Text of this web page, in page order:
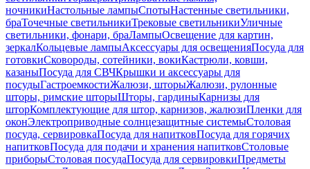
ночникиНастольные лампыСпотыНастенные светильники,
браТочечные светильникиТрековые светильникиУличные
светильники, фонари, браЛампыОсвещение для картин,
зеркалКольцевые лампыАксессуары для освещенияПосуда для
готовкиСковороды, сотейники, вокиКастрюли, ковши,
казаныПосуда для СВЧКрышки и аксессуары для
посудыГастроемкостиЖалюзи, шторыЖалюзи, рулонные
шторы, римские шторыШторы, гардиныКарнизы для
шторКомплектующие для штор, карнизов, жалюзиПленки для
оконЭлектроприводные солнцезащитные системыСтоловая
посуда, сервировкаПосуда для напитковПосуда для горячих
напитковПосуда для подачи и хранения напитковСтоловые
приборыСтоловая посудаПосуда для сервировкиПредметы